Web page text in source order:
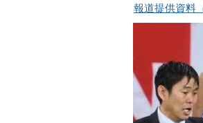
報道提供資料